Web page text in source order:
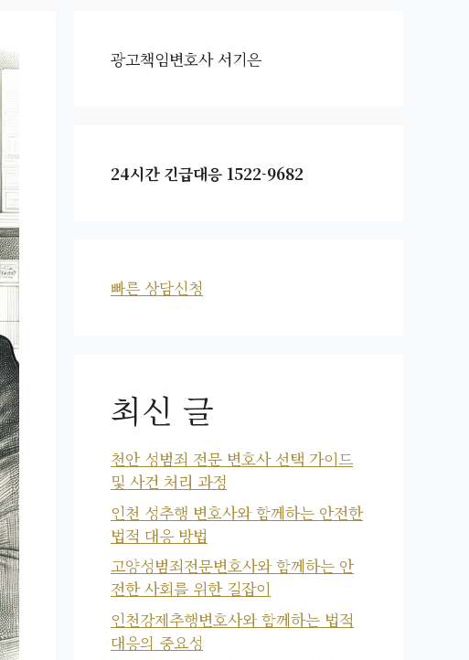
광고책임변호사 서기은
24시간 긴급대응 1522-9682
빠른 상담신청
최신 글
천안 성범죄 전문 변호사 선택 가이드
및 사건 처리 과정
인천 성추행 변호사와 함께하는 안전한
법적 대응 방법
고양성범죄전문변호사와 함께하는 안
전한 사회를 위한 길잡이
인천강제추행변호사와 함께하는 법적
대응의 중요성